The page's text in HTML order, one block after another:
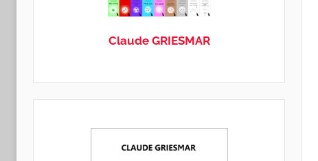
GRIESMAR
Claude GRIESMAR